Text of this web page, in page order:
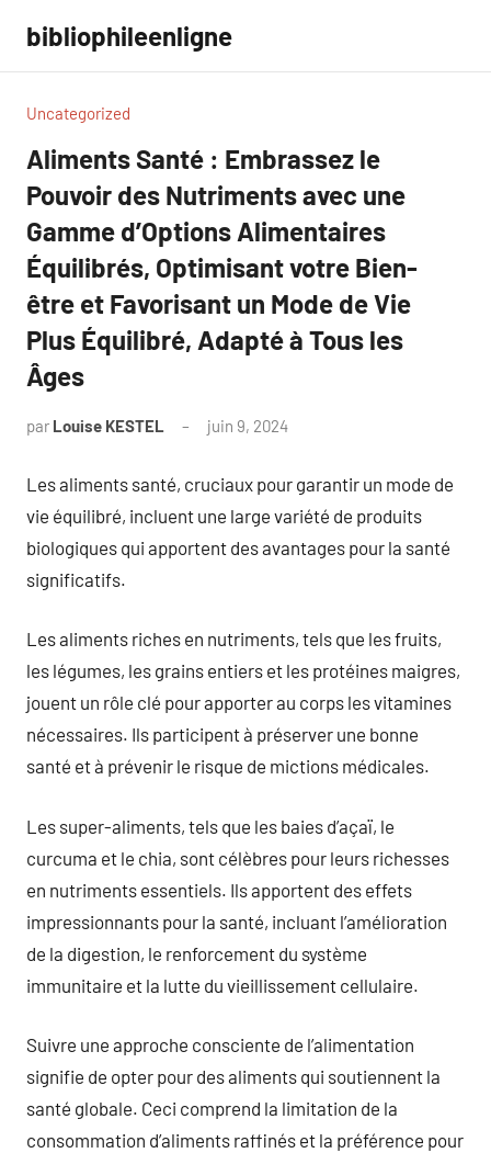
contenu
bibliophileenligne
Uncategorized
Aliments Santé : Embrassez le
Pouvoir des Nutriments avec une
Gamme d’Options Alimentaires
Équilibrés, Optimisant votre Bien-
être et Favorisant un Mode de Vie
Plus Équilibré, Adapté à Tous les
Âges
par Louise KESTEL juin 9, 2024
Les aliments santé, cruciaux pour garantir un mode de
vie équilibré, incluent une large variété de produits
biologiques qui apportent des avantages pour la santé
significatifs.
Les aliments riches en nutriments, tels que les fruits,
les légumes, les grains entiers et les protéines maigres,
jouent un rôle clé pour apporter au corps les vitamines
nécessaires. Ils participent à préserver une bonne
santé et à prévenir le risque de mictions médicales.
Les super-aliments, tels que les baies d’açaï, le
curcuma et le chia, sont célèbres pour leurs richesses
en nutriments essentiels. Ils apportent des effets
impressionnants pour la santé, incluant l’amélioration
de la digestion, le renforcement du système
immunitaire et la lutte du vieillissement cellulaire.
Suivre une approche consciente de l’alimentation
signifie de opter pour des aliments qui soutiennent la
santé globale. Ceci comprend la limitation de la
consommation d’aliments raffinés et la préférence pour